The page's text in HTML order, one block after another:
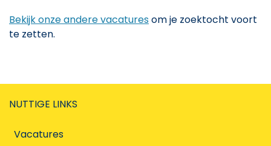
Bekijk onze andere vacaturesom je zoektocht voort
te zetten.
NUTTIGE LINKS
Vacatures